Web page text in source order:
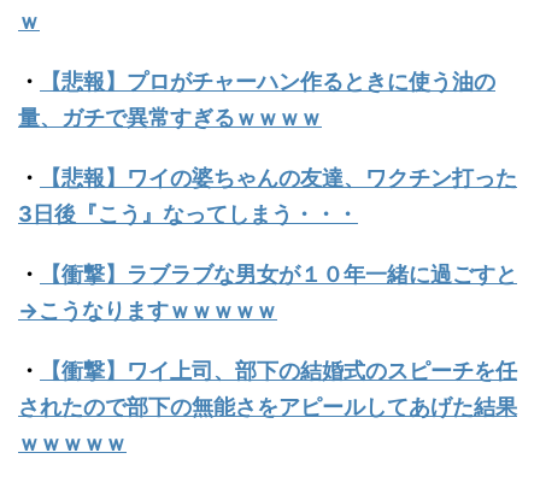
ｗ
・
【悲報】プロがチャーハン作るときに使う油の
量、ガチで異常すぎるｗｗｗｗ
・
【悲報】ワイの婆ちゃんの友達、ワクチン打った
3日後『こう』なってしまう・・・
・
【衝撃】ラブラブな男女が１０年一緒に過ごすと
→こうなりますｗｗｗｗｗ
・
【衝撃】ワイ上司、部下の結婚式のスピーチを任
されたので部下の無能さをアピールしてあげた結果
ｗｗｗｗｗ